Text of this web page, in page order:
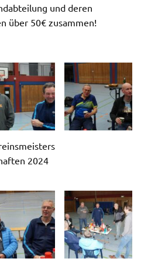
und deren
über 50€ zusammen!
2024